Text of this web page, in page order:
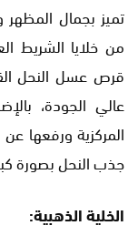
تميز بجمال
من خلايا الشريط
قرص عسل النحل
عالي الجودة،
المركزية ورفعها
جذب النحل بصورة
الخلية الذهبية: